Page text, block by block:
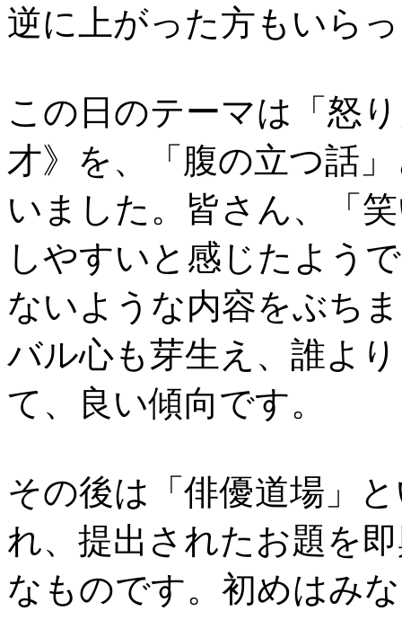
逆に上がった方もいら
この日のテーマは「怒
才》を、「腹の立つ話
いました。皆さん、「
しやすいと感じたよう
ないような内容をぶち
バル心も芽生え、誰よ
て、良い傾向です。
その後は「俳優道場」
れ、提出されたお題を
なものです。初めはみ